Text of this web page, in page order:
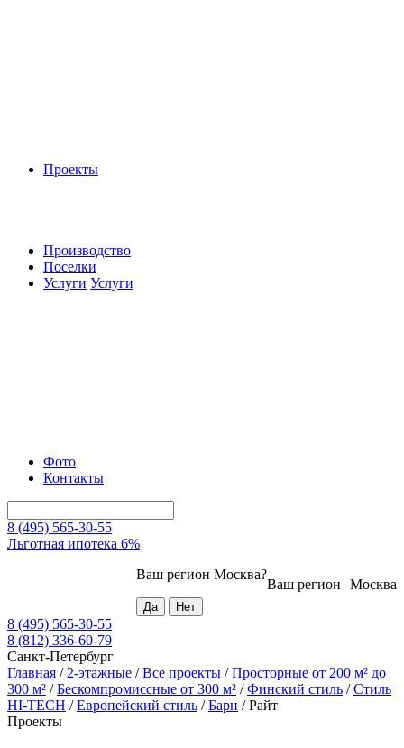
Проекты
Производство
Поселки
Услуги Услуги
Фото
Контакты
8 (495) 565-30-55
Льготная ипотека 6%
Москва
Ваш регион
Ваш регион Москва?
8 (495) 565-30-55
8 (812) 336-60-79
Санкт-Петербург
Главная / 2-этажные /Все проекты /Просторные от 200 м² до
300 м² /Бескомпромиссные от 300 м² /Финский стиль /Стиль
HI-TECH /Европейский стиль /Барн /Райт
Проекты